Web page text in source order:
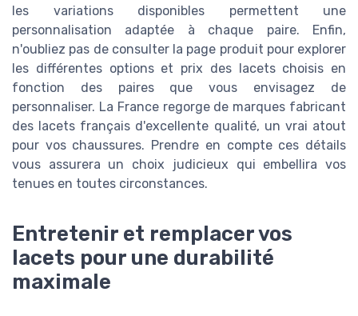
les variations disponibles permettent une
personnalisation adaptée à chaque paire. Enfin,
n'oubliez pas de consulter la page produit pour explorer
les différentes options et prix des lacets choisis en
fonction des paires que vous envisagez de
personnaliser. La France regorge de marques fabricant
des lacets français d'excellente qualité, un vrai atout
pour vos chaussures. Prendre en compte ces détails
vous assurera un choix judicieux qui embellira vos
tenues en toutes circonstances.
Entretenir et remplacer vos
lacets pour une durabilité
maximale